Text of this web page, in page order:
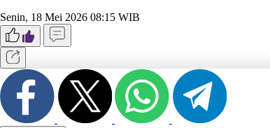
Senin, 18 Mei 2026 08:15 WIB